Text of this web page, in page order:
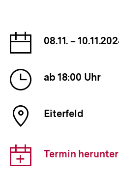
Datum
der
08.11. –
Uhrzeit
der
ab 18:00 Uhr
Ort
der
Eiterfeld
Link:
Termin